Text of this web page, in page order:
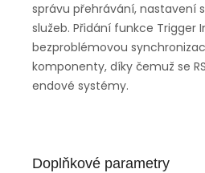
správu přehrávání, nastavení
služeb. Přidání funkce Trigger
bezproblémovou
komponenty, díky čemuž se
endové systémy.
Doplňkové parametry